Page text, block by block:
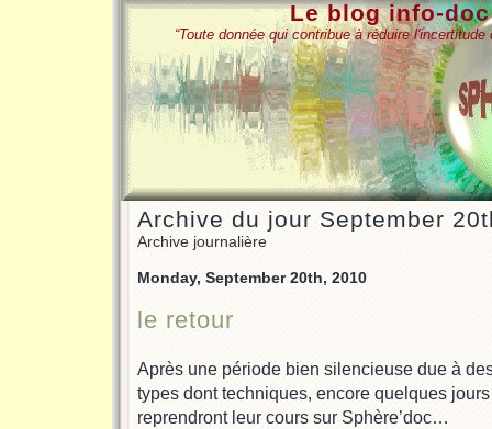
Le blog info-
“Toute donnée qui contribue à réduire
Archive du jour September
Archive journalière
Monday, September 20th, 2010
le retour
Après une période bien silencieuse due à
types dont techniques, encore quelques
reprendront leur cours sur Sphère’doc…